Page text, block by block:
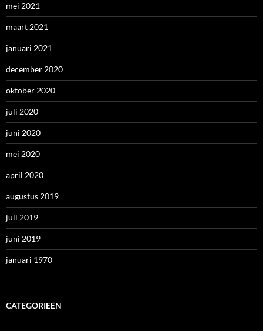
mei 2021
maart 2021
januari 2021
december 2020
oktober 2020
juli 2020
juni 2020
mei 2020
april 2020
augustus 2019
juli 2019
juni 2019
januari 1970
CATEGORIEËN